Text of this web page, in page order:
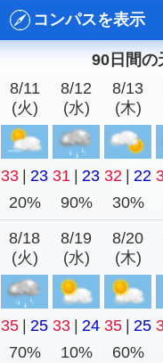
コンパスを表示
90日間の
8/11
(火)
8/12
(水)
8/13
(木)
33 | 23 31 | 23 32 | 22
20% 90% 30%
8/18
(火)
8/19
(水)
8/20
(木)
35 | 25 33 | 24 35 | 25
70% 10% 60%